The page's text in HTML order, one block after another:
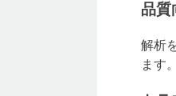
品質
解析
ます。